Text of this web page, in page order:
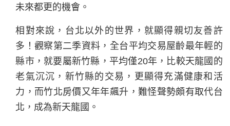
未來都更的機會。
相對來說，台北以外的世界，就顯得親切友善許
多！觀察第二季資料，全台平均交易屋齡最年輕的
縣市，就要屬新竹縣，平均僅20年，比較天龍國的
老氣沉沉，新竹縣的交易，更顯得充滿健康和活
力，而竹北房價又年年飆升，難怪聲勢頗有取代台
北，成為新天龍國。